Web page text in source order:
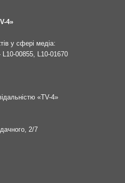
4»
у сфері медіа:
00855, L10-01670
«TV-4»
2/7